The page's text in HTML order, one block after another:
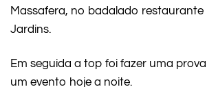
Massafera, no badalado restaurante
Jardins.
Em seguida a top foi fazer uma
um evento hoje a noite.